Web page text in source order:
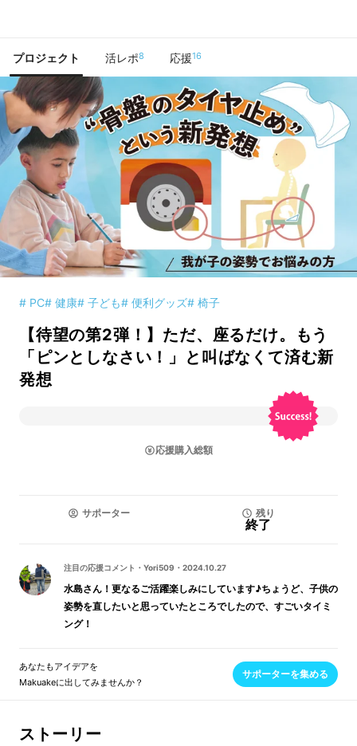
プロジェクト 活レポ8 応援16
# PC# 健康# 子ども# 便利グッズ# 椅子
【待望の第2弾！】ただ、座るだけ。もう
「ピンとしなさい！」と叫ばなくて済む新
発想
応援購入総額
サポーター 残り
終了
注目の応援コメント ・ Yori509 ・ 2024.10.27
水島さん！更なるご活躍楽しみにしています♪ちょうど、子供の
姿勢を直したいと思っていたところでしたので、すごいタイミ
ング！
あなたもアイデアを
Makuakeに出してみませんか？
サポーターを集める
ストーリー